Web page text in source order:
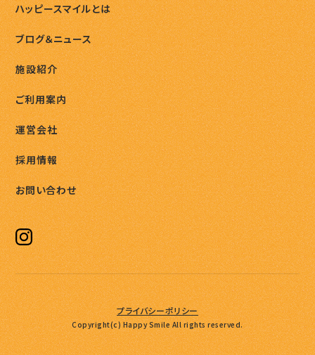
ハッピースマイルとは
ブログ＆ニュース
施設紹介
ご利用案内
運営会社
採用情報
お問い合わせ
プライバシーポリシー
Copyright(c) Happy Smile All rights reserved.